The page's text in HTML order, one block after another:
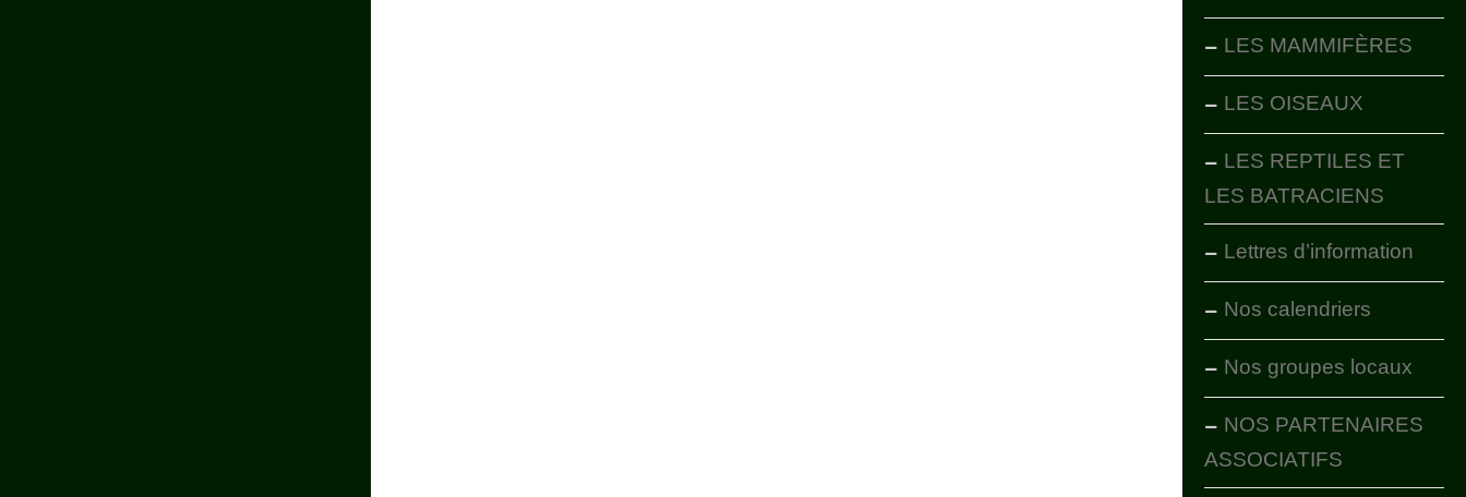
LES MAMMIFÈRES
LES OISEAUX
LES REPTILES ET
LES BATRACIENS
Lettres d’information
Nos calendriers
Nos groupes locaux
NOS PARTENAIRES
ASSOCIATIFS